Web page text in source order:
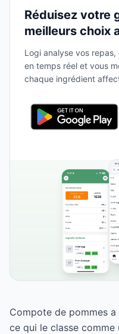
Réduisez votre
meilleurs choix
Logi analyse vos
en temps réel et vous
chaque ingrédient
Compote de pommes
ce qui le classe comme